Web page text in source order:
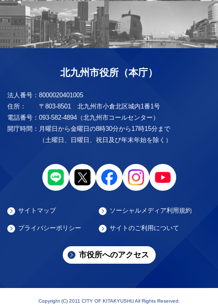
北九州市役所（本庁）
法人番号： 8000020401005
住所：
〒803-8501 北九州市小倉北区城内1番1号
電話番号： 093-582-4894（北九州市コールセンター）
開庁時間： 月曜日から金曜日の8時30分から17時15分まで
（土曜日、日曜日、祝日及び年末年始を除く）
サイトマップ ソーシャルメディア利用規約
プライバシーポリシー サイトのご利用について
市役所へのアクセス
Copyright (C) 2011 CITY OF KITAKYUSHU All Rights Reserved.